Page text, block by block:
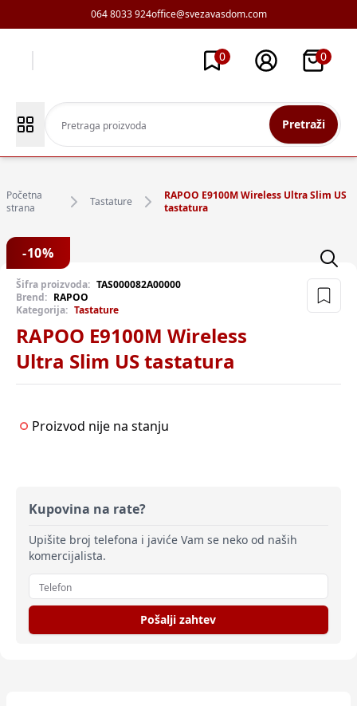
064 8033 924office@svezavasdom.com
0 0
Pretraži
Početna
strana
Tastature
RAPOO E9100M Wireless Ultra Slim US
tastatura
-10%
Šifra proizvoda: TAS000082A00000
Brend: RAPOO
Kategorija: Tastature
RAPOO E9100M Wireless
Ultra Slim US tastatura
Proizvod nije na stanju
Kupovina na rate?
Upišite broj telefona i javiće Vam se neko od naših
komercijalista.
Pošalji zahtev